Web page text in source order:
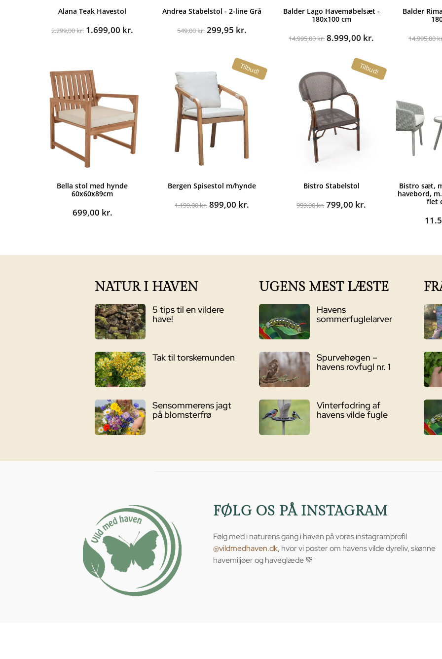
Alana Teak Havestol
2.299,00kr. Den
2.299,00 kr..
1.699,00 kr.
Andrea Stabelstol - 2-line Grå
549,00kr. Den
549,00 kr..
299,95 kr.
er:
299,95 kr..
Balder Lago Havemøbelsæt -
180x100 cm
14.995,00kr.Den
14.995,00 kr..
8.999,00 kr.
er:
8.999,00 kr..
Balder
14.995,00
Bella stol med hynde
60x60x89cm
699,00 kr.
Tilbud!
Bergen Spisestol m/hynde
1.199,00kr. Den
899,00 kr.
Tilbud!
Bistro Stabelstol
999,00kr.Den
799,00 kr.
Bistro sæt,
havebord,
flet
NATUR I HAVEN
5 tips til en vildere
have!
Tak til torskemunden
Sensommerens jagt
på blomsterfrø
UGENS MEST LÆSTE
Havens
sommerfuglelarver
Spurvehøgen –
havens rovfugl nr. 1
Vinterfodring af
havens vilde fugle
FØLG OS PÅ INSTAGRAM
Følg med i naturens gang i haven på vores instagramprofil
@vildmedhaven.dk, hvor vi poster om havens vilde dyreliv, skønne
havemiljøer og haveglæde 💚